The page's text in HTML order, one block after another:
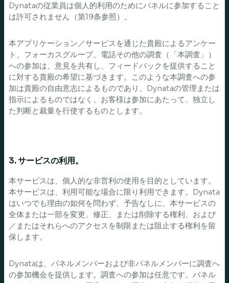
Dynataの従業員は個人的利用のためにパネルに参加すること
は許可されません（第19条参照）。
本アプリケーション／サービスを通じた貴殿によるアンケー
ト、フォーカスグループ、電話その他の調査（「本調査」）
への参加は、意見を共有し、フィードバックを提供すること
に対する貴殿の希望に基づきます。このような本調査への参
加は貴殿の自由意志によるものであり、Dynataの管理または
指示によるものではなく、お客様は参加にあたって、独立し
た判断と裁量を行使するものとします。
3. サービスの利用。
本サービスは、個人的な非営利の使用を目的としています。
本サービスは、利用可能な場合に限り利用できます。Dynata
はいつでも理由の如何を問わず、予告なしに、本サービスの
全体または一部を変更、修正、または削除する権利、および
／またはそれらへのアクセスを制限または阻止する権利を留
保します。
Dynataは、パネルメンバーおよび非パネルメンバーに調査へ
の参加機会を提供します。調査への参加は任意です。パネル